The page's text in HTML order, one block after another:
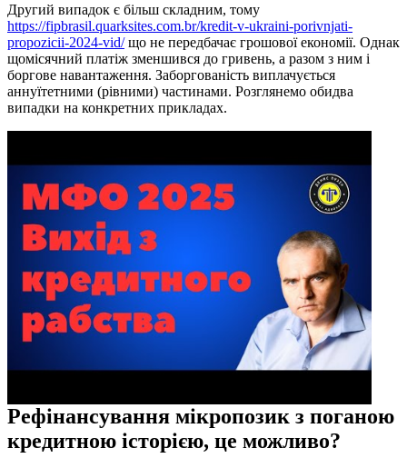
Другий випадок є більш складним, тому
https://fipbrasil.quarksites.com.br/kredit-v-ukraini-porivnjati-
propozicii-2024-vid/що не передбачає грошової економії. Однак
щомісячний платіж зменшився до гривень, а разом з ним і
боргове навантаження. Заборгованість виплачується
аннуїтетними (рівними) частинами. Розглянемо обидва
випадки на конкретних прикладах.
Рефінансування мікропозик з поганою
кредитною історією, це можливо?